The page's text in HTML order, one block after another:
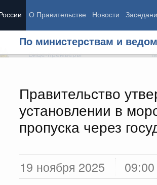
О Правительстве Новости
По министерствам и
Правительство
установлении в
пропуска через
19 ноября 2025 09:00
Председатель Правительства
Вице-премьеры
Демография
Здоровье
Образование
Государство